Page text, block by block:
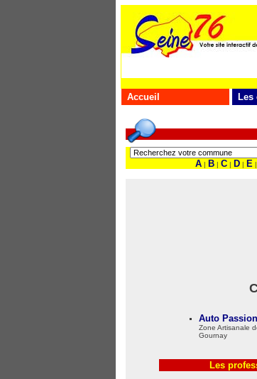
Accueil Les
A | B | C | D | E |
Auto
Zone Artisanale
Gournay
Les